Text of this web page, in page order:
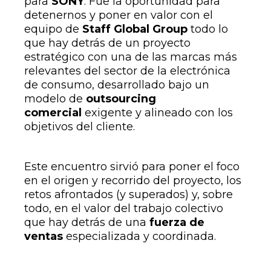
detenernos y poner en valor con el
equipo de Staff Global Group todo lo
que hay detrás de un proyecto
estratégico con una de las marcas más
relevantes del sector de la electrónica
de consumo, desarrollado bajo un
modelo de outsourcing
comercial exigente y alineado con los
objetivos del cliente.
Este encuentro sirvió para poner el foco
en el origen y recorrido del proyecto, los
retos afrontados (y superados) y, sobre
todo, en el valor del trabajo colectivo
que hay detrás de unafuerza de
ventas especializada y coordinada.